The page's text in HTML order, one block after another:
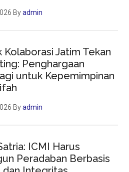
Byadmin
Kolaborasi Jatim Tekan
Penghargaan
untuk Kepemimpinan
Byadmin
ICMI Harus
Peradaban Berbasis